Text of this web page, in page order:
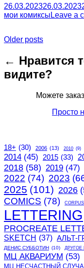
био-
26.03.202326.03.2023
мои комиксы Leave a
Posts
navigation
Older posts
← Нравится
видите?
Можете
Просто
18+ (30) 2006 (13) 2010 (9)
2014 (45) 2015 (33)
2018 (58) 2019 (47)
2022 (74) 2023
2025 (101) 2026
COMICS (78) CORPUS
LETTERING
PROCREATE
SKETCH (37) АЛЬТ-
ДЕНИС СУББОТИН (10) ДРУГОЕ
МЦ АКВАРИУМ (53)
МЦ НЕСЧАСТНЫЙ